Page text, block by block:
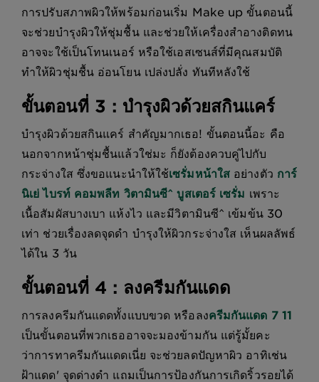
การปรับสภาพผิวให้พร้อมก่อนเริ่ม Make up ขั้นตอนนี้
จะช่วยบำรุงผิวให้ชุ่มชื้น และช่วยให้เครื่องสำอางติดทน
อาจจะใช้เป็นโทนเนอร์ หรือใช้เอสเซนส์ที่มีคุณสมบัติ
ทำให้ผิวชุ่มชื้น อ่อนโยน เปล่งปลั่ง ทันทีหลังใช้
ขั้นตอนที่ 3 : บำรุงผิวด้วยสกินแคร์
บำรุงผิวด้วยสกินแคร์ สำคัญมากเธอ! ขั้นตอนนี้อะ คือ
นอกจากหน้าชุ่มชื้นแล้วใช่มะ ก็ยังต้องควบคู่ไปกับ
กระจ่างใส ซึ่งขอแนะนำให้ใช้เซรั่มหน้าใส อย่างตัว การ์
นิเย่ ไบรท์ คอมพลีท วิตามินซี^ บูสเตอร์ เซรั่ม เพราะ
เนื้อสัมผัสบางเบา แห้งไว และมีวิตามินซี^ เข้มข้น 30
เท่า ช่วยเรื่องลดจุดดำ บำรุงให้ผิวกระจ่างใส เห็นผลลัพธ์
ได้ใน 3 วัน
ขั้นตอนที่ 4 : ลงครีมกันแดด
การลงครีมกันแดดทั้งแบบขวด หรือลงครีมกันแดด 7 11
เป็นขั้นตอนที่พวกเธออาจจะมองข้ามกัน แต่รู้มั้ยคะ
ว่าการทาครีมกันแดดเนี่ย จะช่วยลดปัญหาผิว อาทิเช่น
ฝ้าแดด' จุดด่างดำ แถมเป็นการป้องกันการเกิดริ้วรอยได้